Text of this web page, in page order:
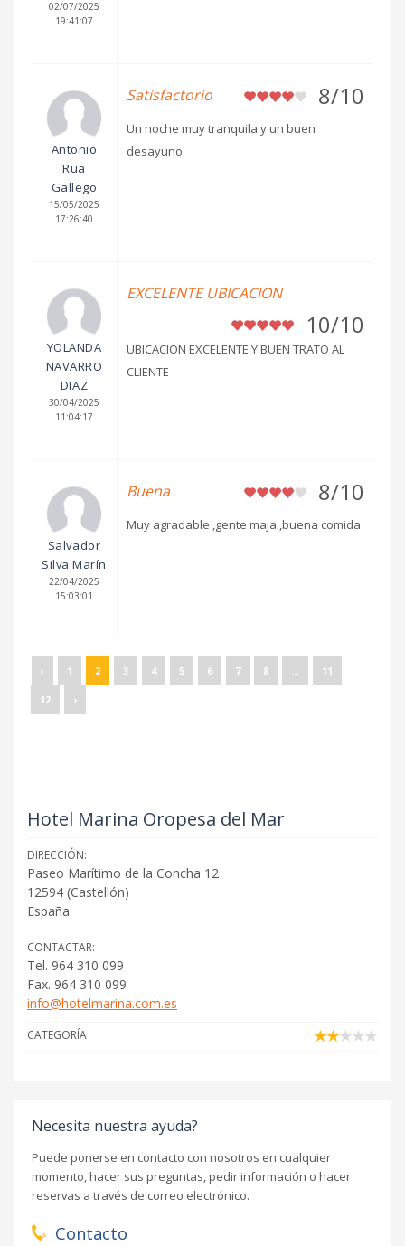
02/07/2025
19:41:07
Antonio
Rua
Gallego
15/05/2025
17:26:40
Satisfactorio 8/10
Un noche muy tranquila y un buen
desayuno.
YOLANDA
NAVARRO
DIAZ
30/04/2025
11:04:17
EXCELENTE UBICACION
10/10
UBICACION EXCELENTE Y BUEN TRATO AL
CLIENTE
Salvador
Silva Marín
22/04/2025
15:03:01
Buena 8/10
Muy agradable ,gente maja ,buena comida
‹ 1 2 3 4 5 6 7 8 ... 11
12 ›
Hotel Marina Oropesa del Mar
DIRECCIÓN:
Paseo Marítimo de la Concha 12
12594 (Castellón)
España
CONTACTAR:
Tel. 964 310 099
Fax. 964 310 099
info@hotelmarina.com.es
CATEGORÍA
Necesita nuestra ayuda?
Puede ponerse en contacto con nosotros en cualquier
momento, hacer sus preguntas, pedir información o hacer
reservas a través de correo electrónico.
Contacto